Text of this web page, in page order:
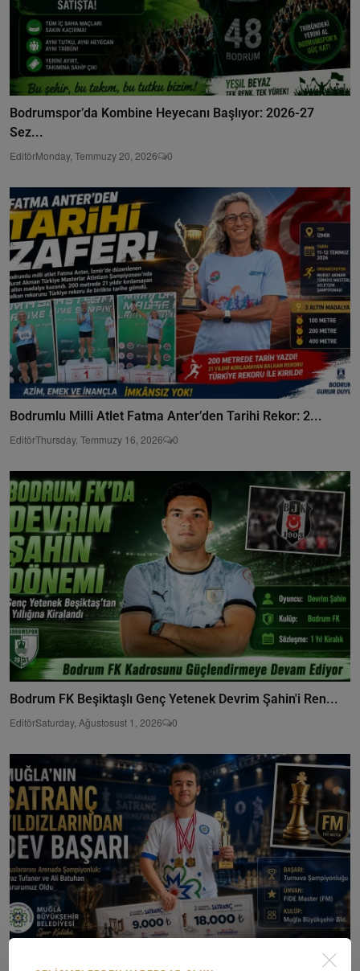
Bodrumspor’da Kombine Heyecanı Başlıyor: 2026-27
Sez...
EditörMonday, Temmuzy 20, 2026 0
Bodrumlu Milli Atlet Fatma Anter’den Tarihi Rekor: 2...
EditörThursday, Temmuzy 16, 2026 0
Bodrum FK Beşiktaşlı Genç Yetenek Devrim Şahin'i Ren...
EditörSaturday, Ağustosust 1, 2026 0